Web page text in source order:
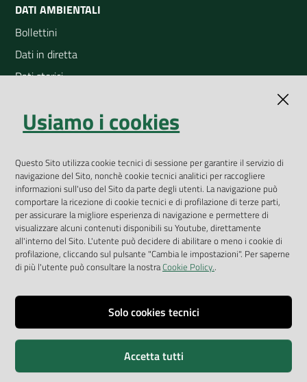
DATI AMBIENTALI
Bollettini
Dati in diretta
Dati storici
Open Data
App Arpav
Rapporti regionali annuali
Le Infografiche
Dispenser dati
Vai alla pagina
Privacy
Usiamo i cookies
Questo Sito utilizza cookie tecnici di sessione per garantire il servizio di
navigazione del Sito, nonchè cookie tecnici analitici per raccogliere
informazioni sull'uso del Sito da parte degli utenti. La navigazione può
comportare la ricezione di cookie tecnici e di profilazione di terze parti,
per assicurare la migliore esperienza di navigazione e permettere di
visualizzare alcuni contenuti disponibili su Youtube, direttamente
all'interno del Sito. L'utente può decidere di abilitare o meno i cookie di
profilazione, cliccando sul pulsante "Cambia le impostazioni". Per saperne
di più l'utente può consultare la nostraCookie Policy..
Solo cookies tecnici
Accetta tutti